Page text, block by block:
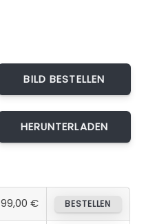
BILD BESTELLEN
99,00 € BESTELLEN